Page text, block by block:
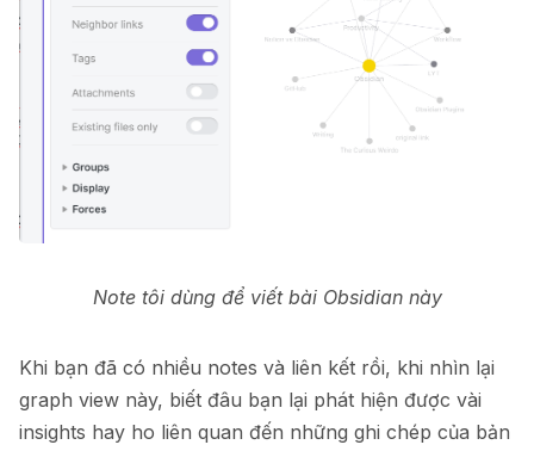
Note tôi dùng để viết bài Obsidian này
Khi bạn đã có nhiều notes và liên kết rồi, khi nhìn lại
graph view này, biết đâu bạn lại phát hiện được vài
insights hay ho liên quan đến những ghi chép của bản